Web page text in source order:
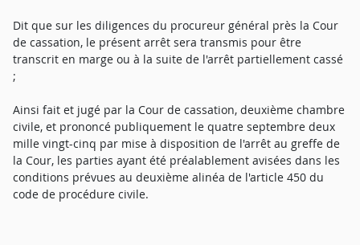
Dit que sur les diligences du procureur général près la Cour
de cassation, le présent arrêt sera transmis pour être
transcrit en marge ou à la suite de l'arrêt partiellement cassé
;
Ainsi fait et jugé par la Cour de cassation, deuxième chambre
civile, et prononcé publiquement le quatre septembre deux
mille vingt-cinq par mise à disposition de l'arrêt au greffe de
la Cour, les parties ayant été préalablement avisées dans les
conditions prévues au deuxième alinéa de l'article 450 du
code de procédure civile.